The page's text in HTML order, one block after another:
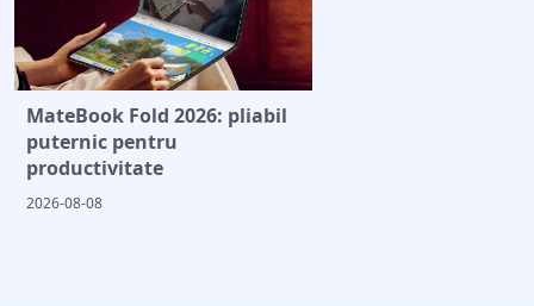
MateBook Fold 2026: pliabil
puternic pentru
productivitate
2026-08-08